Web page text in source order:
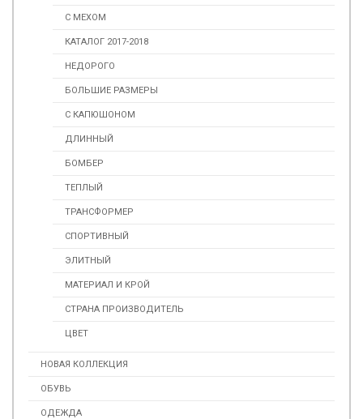
С МЕХОМ
КАТАЛОГ 2017-2018
НЕДОРОГО
БОЛЬШИЕ РАЗМЕРЫ
С КАПЮШОНОМ
ДЛИННЫЙ
БОМБЕР
ТЕПЛЫЙ
ТРАНСФОРМЕР
СПОРТИВНЫЙ
ЭЛИТНЫЙ
МАТЕРИАЛ И КРОЙ
СТРАНА ПРОИЗВОДИТЕЛЬ
ЦВЕТ
НОВАЯ КОЛЛЕКЦИЯ
ОБУВЬ
ОДЕЖДА